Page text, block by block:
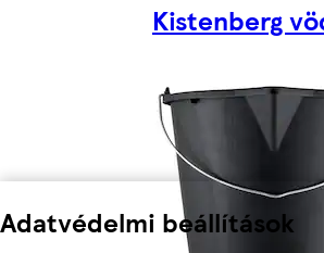
Adatvédelmi beállítások
Kistenberg